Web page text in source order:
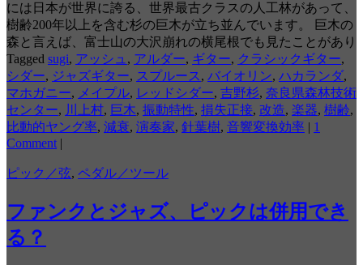
には日本が世界に誇る、世界最古クラスの人工林があって、
樹齢200年以上を含む杉の巨木が立ち並んでいます。 巨木の
森と言えば、富士山の大沢崩れの横尾根でも見たことがあり
Tagged sugi, アッシュ , アルダー, ギター, クラシックギター,
シダー, ジャズギター, スプルース , バイオリン, ハカランダ,
マホガニー, メイプル, レッドシダー, 吉野杉, 奈良県森林技術
センター, 川上村, 巨木, 振動特性, 損失正接, 改造, 楽器, 樹齢,
比動的ヤング率, 減衰, 演奏家, 針葉樹, 音響変換効率 | 1
Comment |
ピック／弦, ペダル／ツール
ファンクとジャズ、ピックは併用でき
る？